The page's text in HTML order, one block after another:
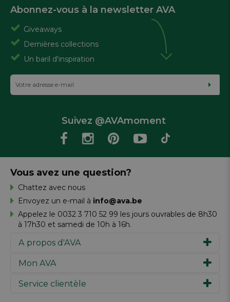
Abonnez-vous à la newsletter AVA
Giveaways
Dernières collections
Un baril d'inspiration
Suivez @AVAmoment
A propos d'AVA
Notre histoire
Travailler chez AVA
Mon AVA
Inspiration
Service clientèle
Vous avez une question?
Chattez avec nous
Envoyez un e-mail à info@ava.be
Appelez le 0032 3 710 52 99 les jours ouvrables de 8h30
à 17h30 et samedi de 10h à 16h.